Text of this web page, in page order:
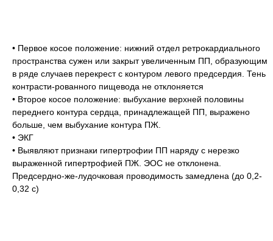
• Первое косое положение: нижний отдел ретрокардиального
пространства сужен или закрыт увеличенным ПП, образующим
в ряде случаев перекрест с контуром левого предсердия. Тень
контрасти-рованного пищевода не отклоняется
• Второе косое положение: выбухание верхней половины
переднего контура сердца, принадлежащей ПП, выражено
больше, чем выбухание контура ПЖ.
• ЭКГ
• Выявляют признаки гипертрофии ПП наряду с нерезко
выраженной гипертрофией ПЖ. ЭОС не отклонена.
Предсердно-же-лудочковая проводимость замедлена (до 0,2-
0,32 с)